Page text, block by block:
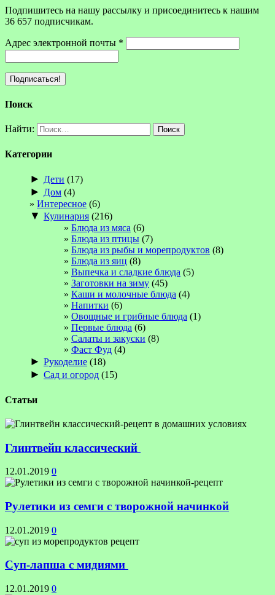
Подпишитесь на нашу рассылку и присоединитесь к нашим
36 657 подписчикам.
Адрес электронной почты *
Поиск
Найти:
Категории
► Дети (17)
► Дом (4)
Интересное (6)
▼ Кулинария (216)
Блюда из мяса (6)
Блюда из птицы (7)
Блюда из рыбы и морепродуктов (8)
Блюда из яиц (8)
Выпечка и сладкие блюда (5)
Заготовки на зиму (45)
Каши и молочные блюда (4)
Напитки (6)
Овощные и грибные блюда (1)
Первые блюда (6)
Салаты и закуски (8)
Фаст Фуд (4)
► Рукоделие (18)
► Сад и огород (15)
Статьи
Глинтвейн классический
12.01.2019 0
Рулетики из семги с творожной начинкой
12.01.2019 0
Суп-лапша с мидиями
12.01.2019 0